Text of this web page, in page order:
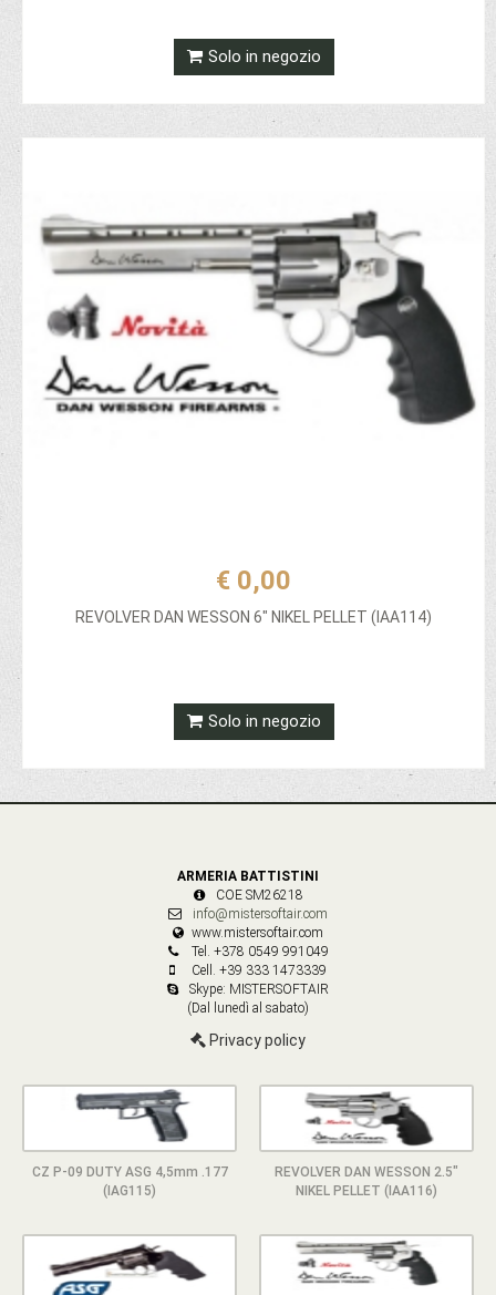
Solo in negozio
€ 0,00
REVOLVER DAN WESSON 6" NIKEL PELLET (IAA114)
Solo in negozio
ARMERIA BATTISTINI
COE SM26218
info@mistersoftair.com
www.mistersoftair.com
Tel. +378 0549 991049
Cell. +39 333 1473339
Skype: MISTERSOFTAIR
(Dal lunedì al sabato)
Privacy policy
CZ P-09 DUTY ASG 4,5mm .177
(IAG115)
REVOLVER DAN WESSON 2.5"
NIKEL PELLET (IAA116)